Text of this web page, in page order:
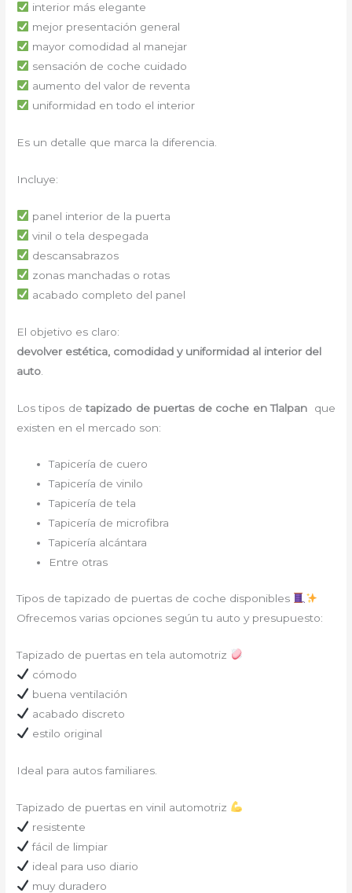
interior más elegante
mejor presentación general
mayor comodidad al manejar
sensación de coche cuidado
aumento del valor de reventa
uniformidad en todo el interior
Es un detalle que marca la diferencia.
Incluye:
panel interior de la puerta
vinil o tela despegada
descansabrazos
zonas manchadas o rotas
acabado completo del panel
El objetivo es claro:
devolver estética, comodidad y uniformidad al interior del
auto
Los tipos de tapizado de puertas de coche en Tlalpan
que
existen en el mercado son:
Tapicería de cuero
Tapicería de vinilo
Tapicería de tela
Tapicería de microfibra
Tapicería alcántara
Entre otras
Tipos de tapizado de puertas de coche disponibles
Ofrecemos varias opciones según tu auto y presupuesto:
Tapizado de puertas en tela automotriz
cómodo
buena ventilación
acabado discreto
estilo original
Ideal para autos familiares.
Tapizado de puertas en vinil automotriz
resistente
fácil de limpiar
ideal para uso diario
muy duradero